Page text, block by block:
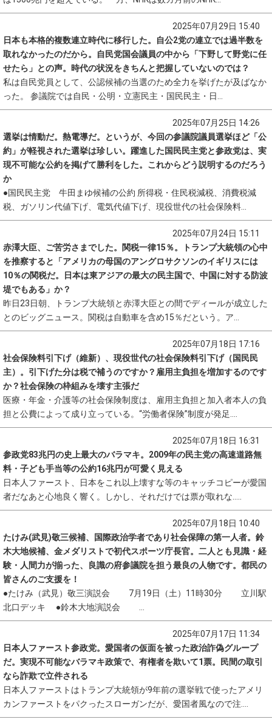
2025年07月29日 15:40
日本も本格的複数連立時代に移行した。自公2党の連立では過半数を
取れなかったのだから。自民党国会議員の中から「下野して野党に任
せたら」との声。時代の状況をきちんと把握していないのでは？
私は自民党員として、公認候補の当選のため全力を挙げたが及ばなか
った。 参議院では自民・公明・立憲民主・国民民主・日...
2025年07月25日 14:26
選挙は情動だ。熱電導だ。というが、今回の参議院議員選挙ほど「公
約」が軽視された選挙は珍しい。躍進した国民民主党と参政党は、実
現不可能な公約を掲げて勝利をした。これからどう説明するのだろう
か
●国民民主党 牛田まゆ候補の公約 所得税・住民税減税、消費税減
税、ガソリン代値下げ、電気代値下げ、現役世代の社会保険料...
2025年07月24日 15:11
赤澤大臣、ご苦労さまでした。関税一律15％。トランプ大統領の心中
を推察すると「アメリカの母国のアングロサクソンのイギリスには
10％の関税だ。日本は東アジアの最大の民主国で、中国に対する防波
堤でもある」か？
昨日23日朝、トランプ大統領と赤澤大臣との間でディールが成立した
とのビッグニュース。関税は自動車を含め15％だという。ア...
2025年07月18日 17:16
社会保険料引下げ（維新）、現役世代の社会保険料引下げ（国民民
主）。引下げた分は税で補うのですか？雇用主負担を増加するのです
か？社会保険の枠組みを壊す主張だ
医療・年金・介護等の社会保険制度は、雇用主負担と加入者本人の負
担と公費によって成り立っている。“労働者保険”制度が発足....
2025年07月18日 16:31
参政党83兆円の史上最大のバラマキ。2009年の民主党の高速道路無
料・子ども手当等の公約16兆円が可愛く見える
日本人ファースト、日本をこれ以上壊すな等のキャッチコピーが愛国
者だなあと心地良く響く。しかし、それだけでは票が取れな.....
2025年07月18日 10:40
たけみ(武見)敬三候補、国際政治学者であり社会保障の第一人者。鈴
木大地候補、金メダリストで初代スポーツ庁長官。二人とも見識・経
験・人間力が揃った、良識の府参議院を担う最良の人物です。都民の
皆さんのご支援を！
●たけみ（武見）敬三演説会 7月19日（土）11時30分 立川駅
北口デッキ ●鈴木大地演説会 ...
2025年07月17日 11:34
日本人ファースト参政党。愛国者の仮面を被った政治詐偽グループ
だ。実現不可能なバラマキ政策で、有権者を欺いて1票。民間の取引
なら詐欺で立件される
日本人ファーストはトランプ大統領が9年前の選挙戦で使ったアメリ
カンファーストをパクったスローガンだが、愛国者風なので注....